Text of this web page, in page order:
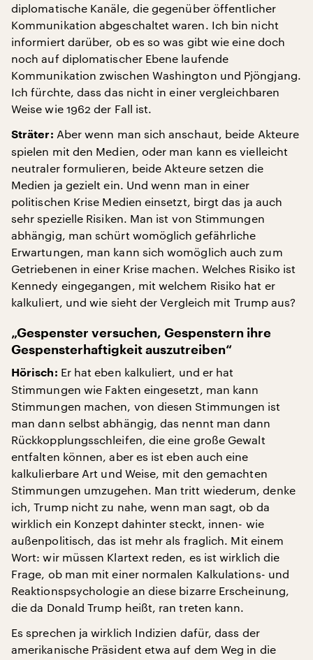
diplomatische Kanäle, die gegenüber öffentlicher
Kommunikation abgeschaltet waren. Ich bin nicht
informiert darüber, ob es so was gibt wie eine doch
noch auf diplomatischer Ebene laufende
Kommunikation zwischen Washington und Pjöngjang.
Ich fürchte, dass das nicht in einer vergleichbaren
Weise wie 1962 der Fall ist.
Sträter: Aber wenn man sich anschaut, beide Akteure
spielen mit den Medien, oder man kann es vielleicht
neutraler formulieren, beide Akteure setzen die
Medien ja gezielt ein. Und wenn man in einer
politischen Krise Medien einsetzt, birgt das ja auch
sehr spezielle Risiken. Man ist von Stimmungen
abhängig, man schürt womöglich gefährliche
Erwartungen, man kann sich womöglich auch zum
Getriebenen in einer Krise machen. Welches Risiko ist
Kennedy eingegangen, mit welchem Risiko hat er
kalkuliert, und wie sieht der Vergleich mit Trump aus?
„Gespenster versuchen, Gespenstern ihre
Gespensterhaftigkeit auszutreiben“
Hörisch: Er hat eben kalkuliert, und er hat
Stimmungen wie Fakten eingesetzt, man kann
Stimmungen machen, von diesen Stimmungen ist
man dann selbst abhängig, das nennt man dann
Rückkopplungsschleifen, die eine große Gewalt
entfalten können, aber es ist eben auch eine
kalkulierbare Art und Weise, mit den gemachten
Stimmungen umzugehen. Man tritt wiederum, denke
ich, Trump nicht zu nahe, wenn man sagt, ob da
wirklich ein Konzept dahinter steckt, innen- wie
außenpolitisch, das ist mehr als fraglich. Mit einem
Wort: wir müssen Klartext reden, es ist wirklich die
Frage, ob man mit einer normalen Kalkulations- und
Reaktionspsychologie an diese bizarre Erscheinung,
die da Donald Trump heißt, ran treten kann.
Es sprechen ja wirklich Indizien dafür, dass der
amerikanische Präsident etwa auf dem Weg in die